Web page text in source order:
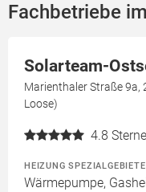
Fachbetriebe
Solarteam-
Marienthaler Straße 9a,
Loose)
4.8
HEIZUNG SPEZIALGEBIETE
Wärmepumpe,